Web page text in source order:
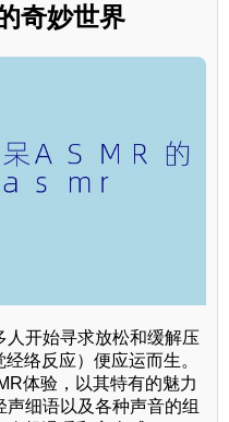
奇妙世界
开始寻求放松和缓解压
络反应）便应运而生。
体验，以其特有的魅力
细语以及各种声音的组